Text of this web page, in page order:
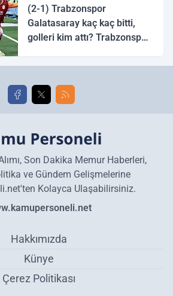
(2-1) Trabzonspor
Galatasaray kaç kaç bitti,
golleri kim attı? Trabzonspor
golleri!
Son Dakika Memur Haberleri,
ve Gündem Gelişmelerine
Kolayca Ulaşabilirsiniz.
Hakkımızda
Künye
Çerez Politikası